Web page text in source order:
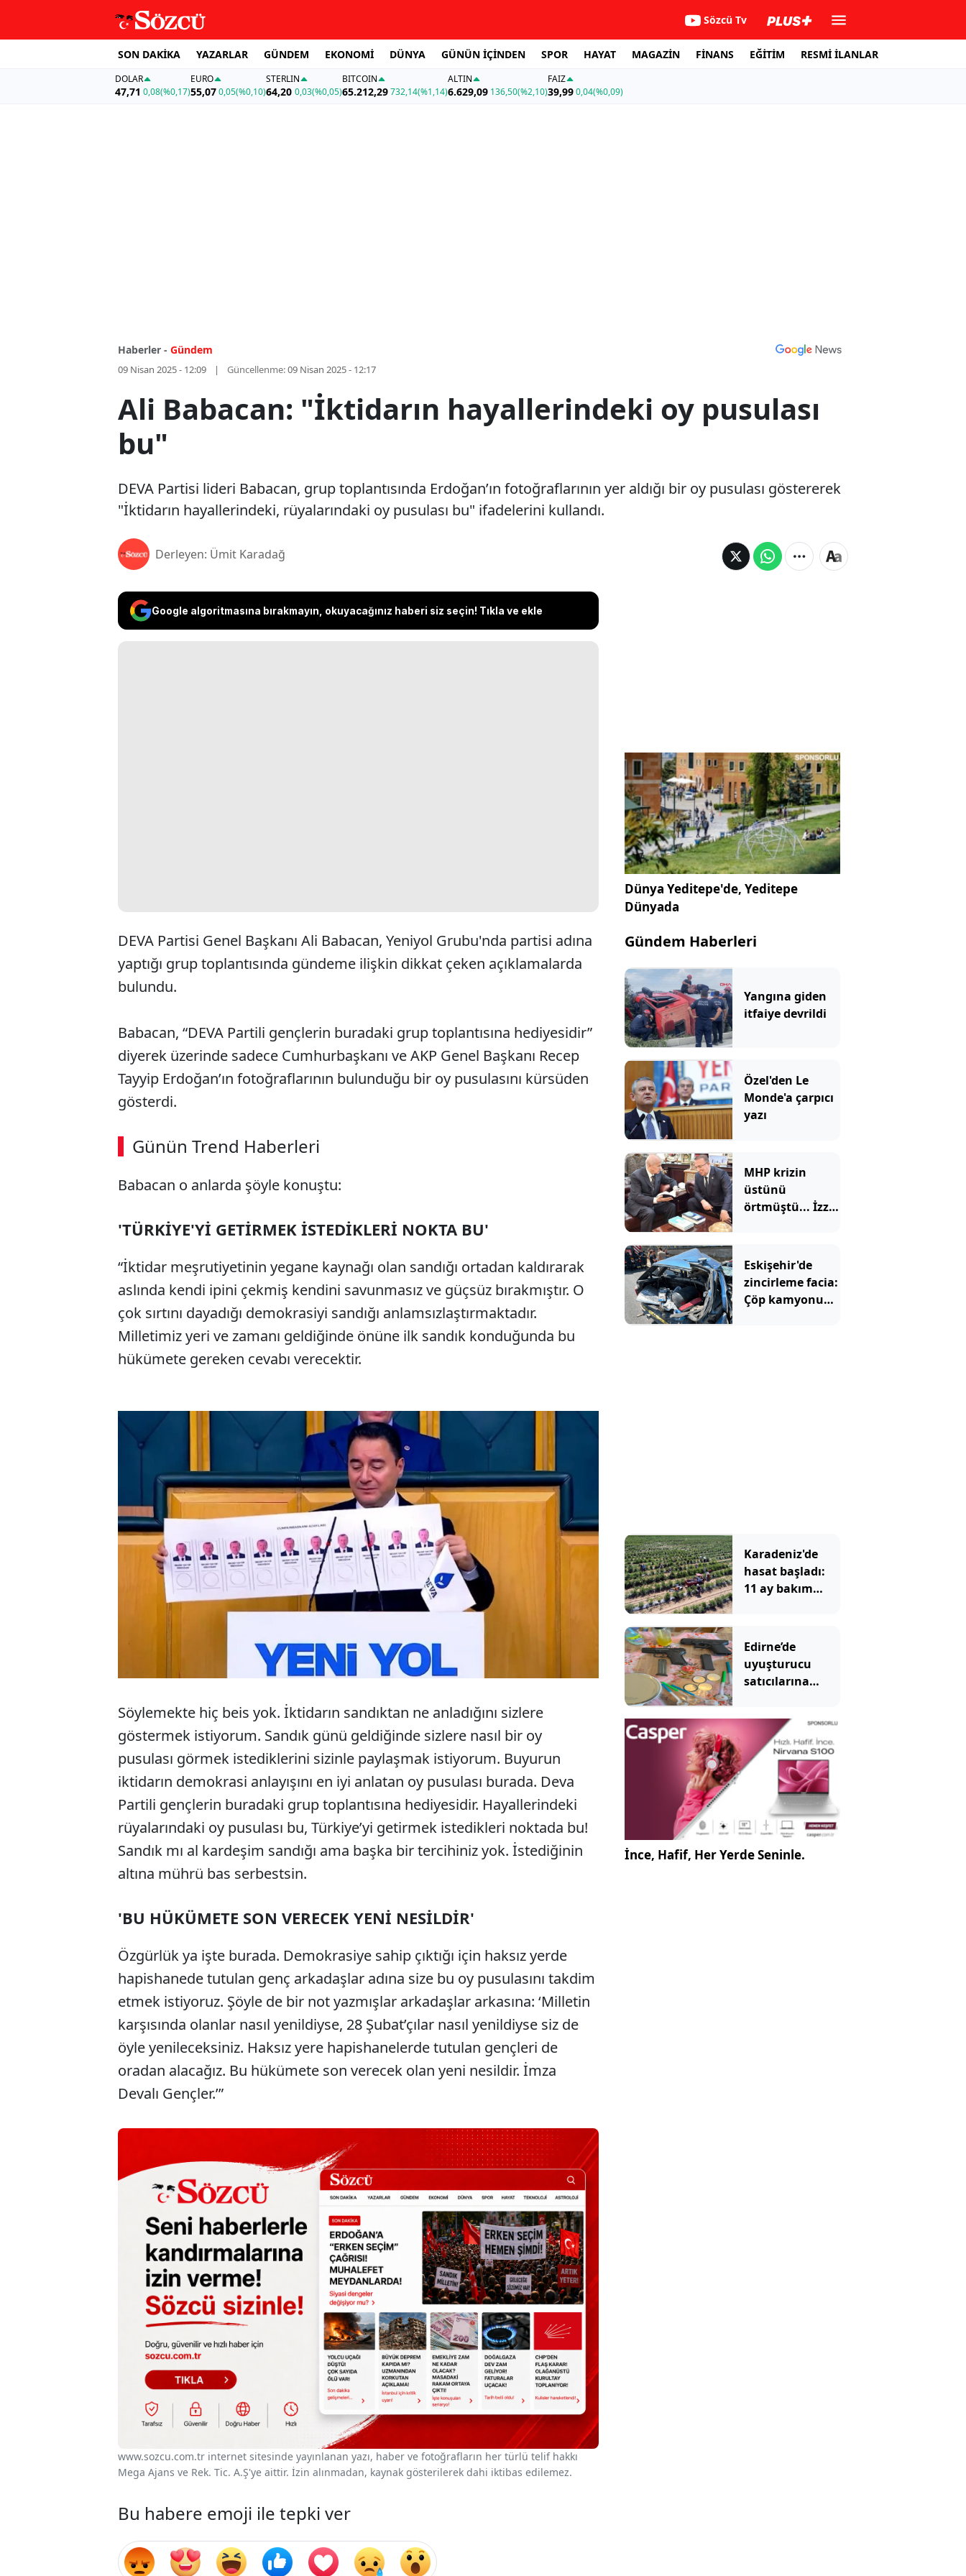
Sözcü Tv
SON DAKİKA YAZARLAR GÜNDEM EKONOMİ DÜNYA GÜNÜN İÇİNDEN SPOR HAYAT MAGAZİN FİNANS EĞİTİM RESMİ İLANLAR
DOLAR
47,71 0,08(%0,17)
EURO
55,07 0,05(%0,10)
STERLIN
64,20 0,03(%0,05)
BITCOIN
65.212,29732,14(%1,14)
ALTIN
6.629,09 136,50(%2,10)
FAİZ
39,990,04(%0,09)
Haberler - Gündem
09 Nisan 2025 - 12:09 Güncellenme:09 Nisan 2025 - 12:17
Ali Babacan: "İktidarın hayallerindeki oy pusulası
bu"
DEVA Partisi lideri Babacan, grup toplantısında Erdoğan’ın fotoğraflarının yer aldığı bir oy pusulası göstererek
"İktidarın hayallerindeki, rüyalarındaki oy pusulası bu" ifadelerini kullandı.
Derleyen: Ümit Karadağ
Google algoritmasına bırakmayın, okuyacağınız haberi siz seçin! Tıkla ve ekle
DEVA Partisi Genel Başkanı Ali Babacan, Yeniyol Grubu'nda partisi adına
yaptığı grup toplantısında gündeme ilişkin dikkat çeken açıklamalarda
bulundu.
Babacan, “DEVA Partili gençlerin buradaki grup toplantısına hediyesidir”
diyerek üzerinde sadece Cumhurbaşkanı ve AKP Genel Başkanı Recep
Tayyip Erdoğan’ın fotoğraflarının bulunduğu bir oy pusulasını kürsüden
gösterdi.
Günün Trend Haberleri
Babacan o anlarda şöyle konuştu:
'TÜRKİYE'Yİ GETİRMEK İSTEDİKLERİ NOKTA BU'
“İktidar meşrutiyetinin yegane kaynağı olan sandığı ortadan kaldırarak
aslında kendi ipini çekmiş kendini savunmasız ve güçsüz bırakmıştır. O
çok sırtını dayadığı demokrasiyi sandığı anlamsızlaştırmaktadır.
Milletimiz yeri ve zamanı geldiğinde önüne ilk sandık konduğunda bu
hükümete gereken cevabı verecektir.
Söylemekte hiç beis yok. İktidarın sandıktan ne anladığını sizlere
göstermek istiyorum. Sandık günü geldiğinde sizlere nasıl bir oy
pusulası görmek istediklerini sizinle paylaşmak istiyorum. Buyurun
iktidarın demokrasi anlayışını en iyi anlatan oy pusulası burada. Deva
Partili gençlerin buradaki grup toplantısına hediyesidir. Hayallerindeki
rüyalarındaki oy pusulası bu, Türkiye’yi getirmek istedikleri noktada bu!
Sandık mı al kardeşim sandığı ama başka bir tercihiniz yok. İstediğinin
altına mührü bas serbestsin.
'BU HÜKÜMETE SON VERECEK YENİ NESİLDİR'
Özgürlük ya işte burada. Demokrasiye sahip çıktığı için haksız yerde
hapishanede tutulan genç arkadaşlar adına size bu oy pusulasını takdim
etmek istiyoruz. Şöyle de bir not yazmışlar arkadaşlar arkasına: ‘Milletin
karşısında olanlar nasıl yenildiyse, 28 Şubat’çılar nasıl yenildiyse siz de
öyle yenileceksiniz. Haksız yere hapishanelerde tutulan gençleri de
oradan alacağız. Bu hükümete son verecek olan yeni nesildir. İmza
Devalı Gençler.’”
www.sozcu.com.tr internet sitesinde yayınlanan yazı, haber ve fotoğrafların her türlü telif hakkı
Mega Ajans ve Rek. Tic. A.Ş'ye aittir. İzin alınmadan, kaynak gösterilerek dahi iktibas edilemez.
Bu habere emoji ile tepki ver
Dünya Yeditepe'de, Yeditepe
Dünyada
Gündem Haberleri
Yangına giden
itfaiye devrildi
Özel'den Le
Monde'a çarpıcı
yazı
MHP krizin
üstünü
örtmüştü... İzzet
'mesaj' geldi
Eskişehir'de
zincirleme facia:
Çöp kamyonu
Karadeniz'de
hasat başladı:
11 ay bakım
Edirne’de
uyuşturucu
satıcılarına
tutuklama
İnce, Hafif, Her Yerde Seninle.